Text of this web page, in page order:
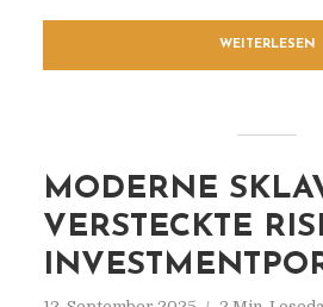
WEITERLESEN
MODERNE
VERSTECKTE